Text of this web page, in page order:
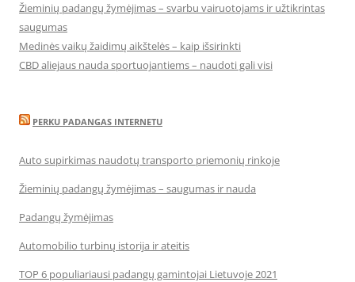
Žieminių padangų žymėjimas – svarbu vairuotojams ir užtikrintas
saugumas
Medinės vaikų žaidimų aikštelės – kaip išsirinkti
CBD aliejaus nauda sportuojantiems – naudoti gali visi
PERKU PADANGAS INTERNETU
Auto supirkimas naudotų transporto priemonių rinkoje
Žieminių padangų žymėjimas – saugumas ir nauda
Padangų žymėjimas
Automobilio turbinų istorija ir ateitis
TOP 6 populiariausi padangų gamintojai Lietuvoje 2021